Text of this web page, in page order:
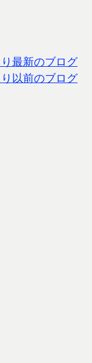
最新のブログ
以前のブログ